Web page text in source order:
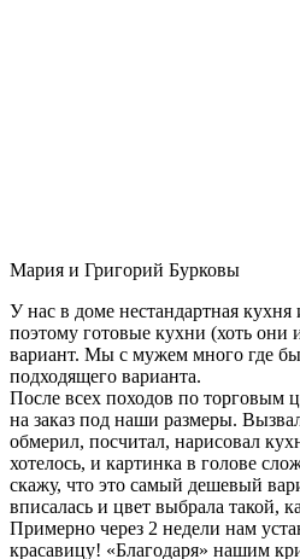
Мария и Григорий Бурковы
У нас в доме нестандартная кухня
поэтому готовые кухни (хоть
вариант. Мы с мужем много где
подходящего варианта.
После всех походов по торговым
на заказ под наши размеры.
обмерил, посчитал, нарисовал
хотелось, и картинка в голове
скажу, что это самый дешевый
вписалась и цвет выбрала такой,
Примерно через 2 недели нам
красавицу! «Благодаря» нашим